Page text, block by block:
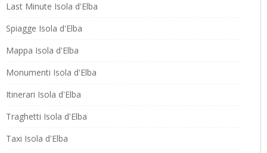
Last Minute Isola d'Elba
Spiagge Isola d'Elba
Mappa Isola d'Elba
Monumenti Isola d'Elba
Itinerari Isola d'Elba
Traghetti Isola d'Elba
Taxi Isola d'Elba